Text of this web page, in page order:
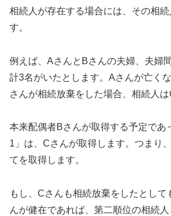
相続人が存在する場合には、その相
す。
例えば、AさんとBさんの夫婦、夫婦
計3名がいたとします。Aさんが亡く
さんが相続放棄をした場合、相続人は
本来配偶者Bさんが取得する予定であ
1」は、Cさんが取得します。つまり
てを取得します。
もし、Cさんも相続放棄をしたとして
んが健在であれば、第二順位の相続